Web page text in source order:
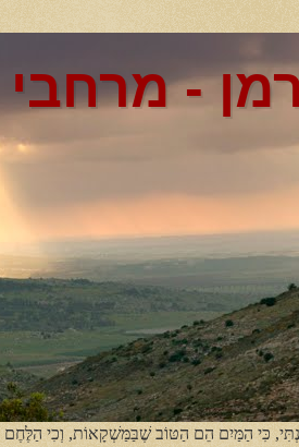
-
כִּי הַמַּיִם הֵם הַטּוֹב שֶׁבַּמַּשְׁקָאוֹת, וְכִי